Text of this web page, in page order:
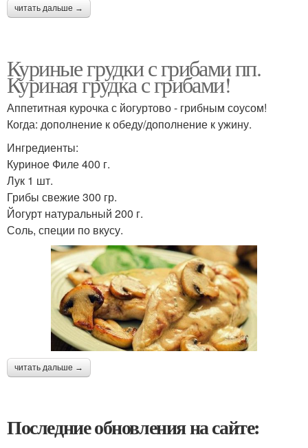
читать дальше →
Куриные грудки с грибами пп.
Куриная грудка с грибами!
Аппетитная курочка с йогуртово - грибным соусом!
Когда: дополнение к обеду/дополнение к ужину.
Ингредиенты:
Куриное Филе 400 г.
Лук 1 шт.
Грибы свежие 300 гр.
Йогурт натуральный 200 г.
Соль, специи по вкусу.
читать дальше →
Последние обновления на сайте: